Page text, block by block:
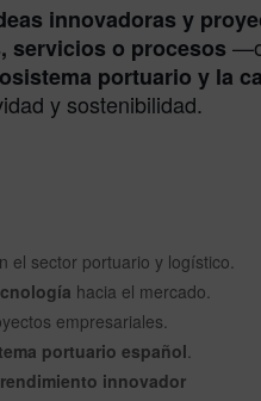
innovadoras y
servicios o procesos
portuario y la
y sostenibilidad.
el sector portuario y logístico.
hacia el mercado.
empresariales.
portuario español
innovador